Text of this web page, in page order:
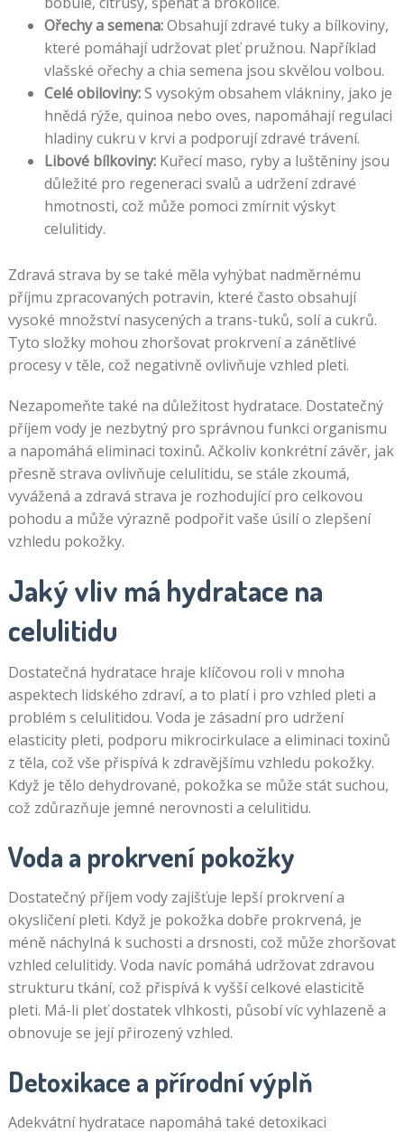
Ořechy a semena:Obsahují zdravé tuky a bílkoviny,
které pomáhají udržovat pleť pružnou. Například
vlašské ořechy a chia semena jsou skvělou volbou.
Celé obiloviny:S vysokým obsahem vlákniny, jako je
hnědá rýže, quinoa nebo oves, napomáhají regulaci
hladiny cukru v krvi a podporují zdravé trávení.
Libové bílkoviny:Kuřecí maso, ryby a luštěniny jsou
důležité pro regeneraci svalů a udržení zdravé
hmotnosti, což může pomoci zmírnit výskyt
celulitidy.
Zdravá strava by se také měla vyhýbat nadměrnému
příjmu zpracovaných potravin, které často obsahují
vysoké množství nasycených a trans-tuků, solí a cukrů.
Tyto složky mohou zhoršovat prokrvení a zánětlivé
procesy v těle, což negativně ovlivňuje vzhled pleti.
Nezapomeňte také na důležitost hydratace. Dostatečný
příjem vody je nezbytný pro správnou funkci organismu
a napomáhá eliminaci toxinů. Ačkoliv konkrétní závěr, jak
přesně strava ovlivňuje celulitidu, se stále zkoumá,
vyvážená a zdravá strava je rozhodující pro celkovou
pohodu a může výrazně podpořit vaše úsilí o zlepšení
vzhledu pokožky.
Jaký vliv má hydratace na
celulitidu
Dostatečná hydratace hraje klíčovou roli v mnoha
aspektech lidského zdraví, a to platí i pro vzhled pleti a
problém s celulitidou. Voda je zásadní pro udržení
elasticity pleti, podporu mikrocirkulace a eliminaci toxinů
z těla, což vše přispívá k zdravějšímu vzhledu pokožky.
Když je tělo dehydrované, pokožka se může stát suchou,
což zdůrazňuje jemné nerovnosti a celulitidu.
Voda a prokrvení pokožky
Dostatečný příjem vody zajišťuje lepší prokrvení a
okysličení pleti. Když je pokožka dobře prokrvená, je
méně náchylná k suchosti a drsnosti, což může zhoršovat
vzhled celulitidy. Voda navíc pomáhá udržovat zdravou
strukturu tkání, což přispívá k vyšší celkové elasticitě
pleti. Má-li pleť dostatek vlhkosti, působí víc vyhlazeně a
obnovuje se její přirozený vzhled.
Detoxikace a přírodní výplň
Adekvátní hydratace napomáhá také detoxikaci